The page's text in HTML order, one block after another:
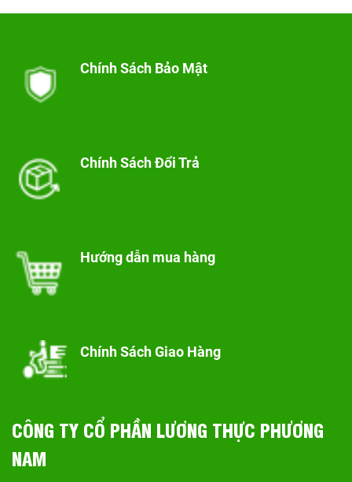
Chính Sách Bảo Mật
Chính Sách Đổi Trả
Hướng dẫn mua hàng
Chính Sách Giao Hàng
CÔNG TY CỔ PHẦN LƯƠNG THỰC PHƯƠNG
NAM